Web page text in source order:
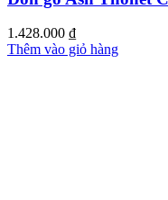
1.428.000 ₫
Thêm vào giỏ hàng